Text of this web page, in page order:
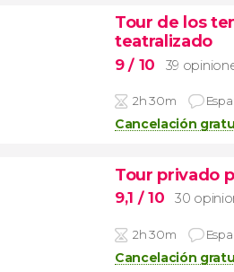
Tour de los
teatralizado
9/ 10 39
2h 30m
Cancelación
Tour privado
9,1 / 10 30
2h 30m
Cancelación